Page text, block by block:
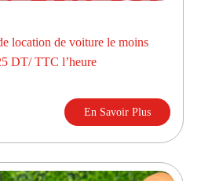
location de voiture le moins
DT/ TTC l’heure
En Savoir Plus